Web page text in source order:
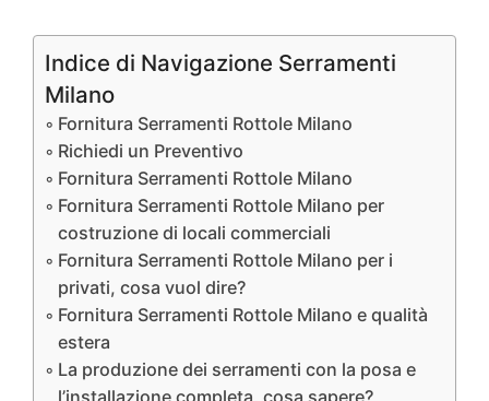
Indice di Navigazione Serramenti
Milano
Fornitura Serramenti Rottole Milano
Richiedi un Preventivo
Fornitura Serramenti Rottole Milano
Fornitura Serramenti Rottole Milano per
costruzione di locali commerciali
Fornitura Serramenti Rottole Milano per i
privati, cosa vuol dire?
Fornitura Serramenti Rottole Milano e qualità
estera
La produzione dei serramenti con la posa e